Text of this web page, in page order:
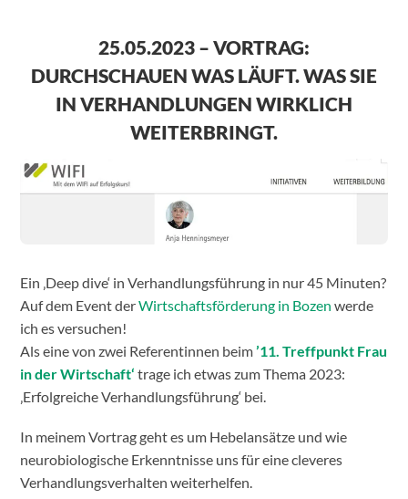
25.05.2023 – VORTRAG:
DURCHSCHAUEN WAS LÄUFT. WAS SIE
IN VERHANDLUNGEN WIRKLICH
WEITERBRINGT.
Ein ‚Deep dive‘ in Verhandlungsführung in nur 45 Minuten?
Auf dem Event derWirtschaftsförderung in Bozenwerde
ich es versuchen!
Als eine von zwei Referentinnen beim’11. Treffpunkt Frau
in der Wirtschaft‘ trage ich etwas zum Thema 2023:
‚Erfolgreiche Verhandlungsführung‘ bei.
In meinem Vortrag geht es um Hebelansätze und wie
neurobiologische Erkenntnisse uns für eine cleveres
Verhandlungsverhalten weiterhelfen.